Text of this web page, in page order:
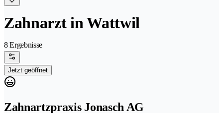
Zahnarzt in Wattwil
8 Ergebnisse
Jetzt geöffnet
Zahnartzpraxis Jonasch AG